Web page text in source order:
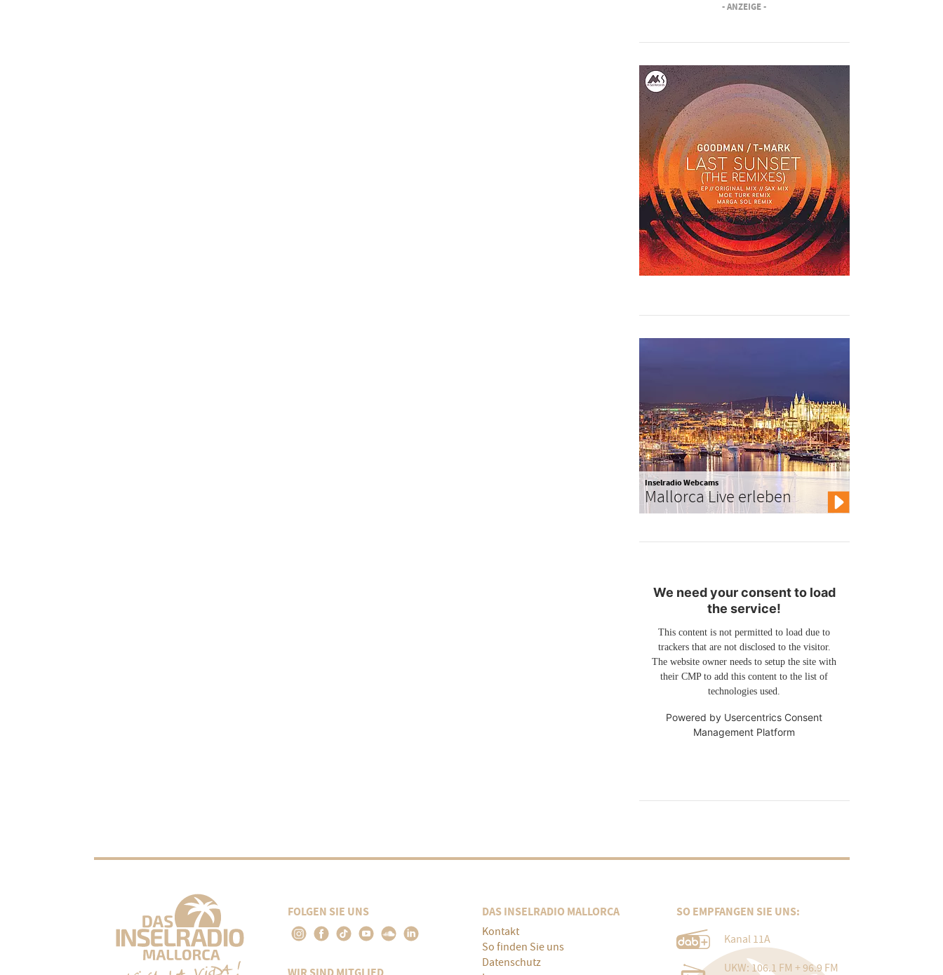
- ANZEIGE -
Inselradio Webcams
Mallorca Live erleben
We need your consent to load
the service!
This content is not permitted to load due to
trackers that are not disclosed to the visitor.
The website owner needs to setup the site with
their CMP to add this content to the list of
technologies used.
Powered by Usercentrics Consent
Management Platform
FOLGEN SIE UNS DAS INSELRADIO MALLORCA
Kontakt
So finden Sie uns
Datenschutz
SO EMPFANGEN SIE UNS:
Kanal 11A
UKW: 106.1 FM + 96.9 FM